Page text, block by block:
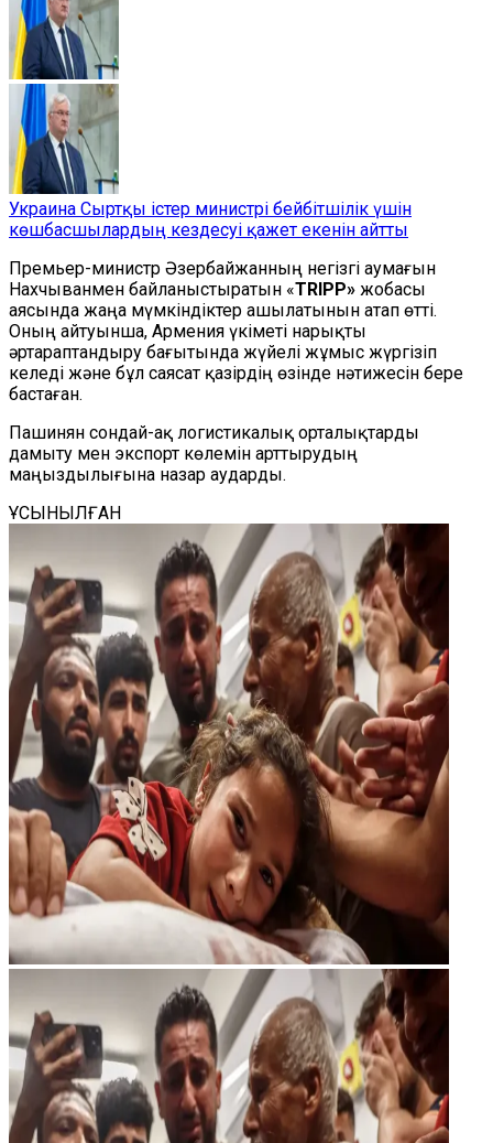
Украина Сыртқы істер министрі бейбітшілік үшін
көшбасшылардың кездесуі қажет екенін айтты
Премьер-министр Әзербайжанның негізгі аумағын
Нахчыванмен байланыстыратын «TRIPP» жобасы
аясында жаңа мүмкіндіктер ашылатынын атап өтті.
Оның айтуынша, Армения үкіметі нарықты
әртараптандыру бағытында жүйелі жұмыс жүргізіп
келеді және бұл саясат қазірдің өзінде нәтижесін бере
бастаған.
Пашинян сондай-ақ логистикалық орталықтарды
дамыту мен экспорт көлемін арттырудың
маңыздылығына назар аударды.
ҰСЫНЫЛҒАН